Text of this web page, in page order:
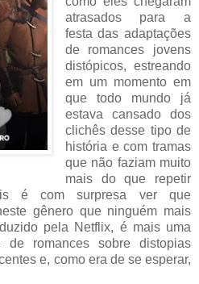
atrasados para a
festa das adaptações
de romances jovens
distópicos, estreando
em um momento em
que todo mundo já
estava cansado dos
clichês desse tipo de
história e com tramas
que não faziam muito
mais do que repetir
é com surpresa ver que
gênero que ninguém mais
pela Netflix, é mais uma
romances sobre distopias
e, como era de se esperar,